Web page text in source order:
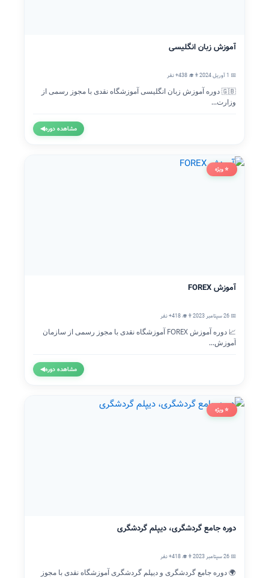
آموزش زبان انگلیسی
📅 1 آوریل 2024
👨‍🎓 438+ نفر
🇬🇧 دوره آموزش زبان انگلیسی آموزشگاه نقدی با مجوز رسمی از
وزارت...
مشاهده دوره◀
⭐ ویژه
آموزش FOREX
📅 26 سپتامبر 2023
👨‍🎓 418+ نفر
📈 دوره آموزش FOREX آموزشگاه نقدی با مجوز رسمی از سازمان
آموزش...
مشاهده دوره◀
⭐ ویژه
دوره جامع گردشگری، دیپلم گردشگری
📅 26 سپتامبر 2023
👨‍🎓 418+ نفر
🌍 دوره جامع گردشگری و دیپلم گردشگری آموزشگاه نقدی با مجوز